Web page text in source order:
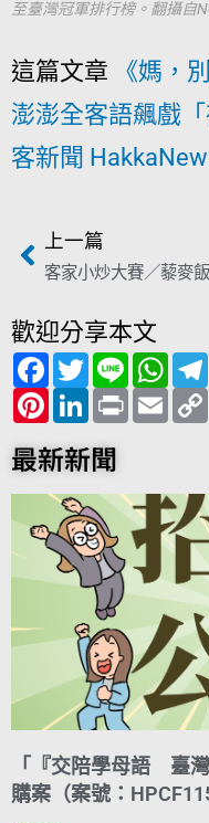
至臺灣冠軍排行榜。翻攝自
這篇文章
《媽，
澎澎全客語飆戲「
客新聞
上一篇
歡迎分享本文
F
a
c
e
b
o
o
k
T
w
i
t
t
e
r
L
i
n
e
W
h
a
t
s
p
P
i
n
t
e
r
e
s
t
L
i
n
k
e
d
I
n
P
r
i
E
m
a
最新新聞
「『交陪學母語 臺
購案（案號：